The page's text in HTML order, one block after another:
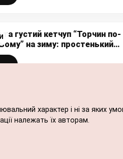
та густий кетчуп “Торчин по-
на зиму: простенький
загусників та крохмалю
30 хвилин
→
характер і ні за яких
належать їх авторам.